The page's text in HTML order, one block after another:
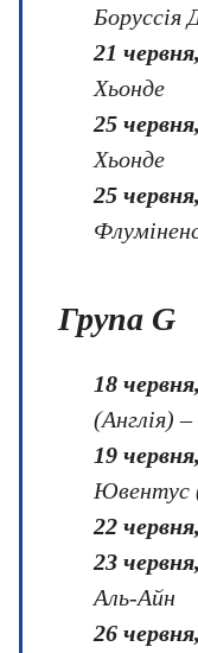
Боруссія
21
Хьонде
25
Хьонде
25
Група G
18
(Англія)
19
Ювентус
22
23
Аль-Айн
26